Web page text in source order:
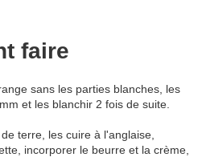
faire
sans les parties blanches, les
et les blanchir 2 fois de suite.
terre, les cuire à l'anglaise,
incorporer le beurre et la crème,